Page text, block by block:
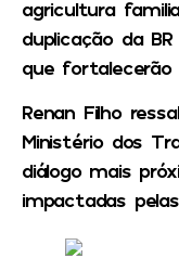
agricultura
duplicação da
que fortalecerão
Renan Filho
Ministério dos
diálogo mais
impactadas